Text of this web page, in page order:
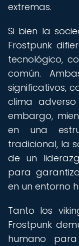
extremas.
Si bien la
Frostpunk
tecnológico,
común.
significativos,
clima
embargo,
en una
tradicional, la
de un
para
en un entorno
Tanto los
Frostpunk
humano